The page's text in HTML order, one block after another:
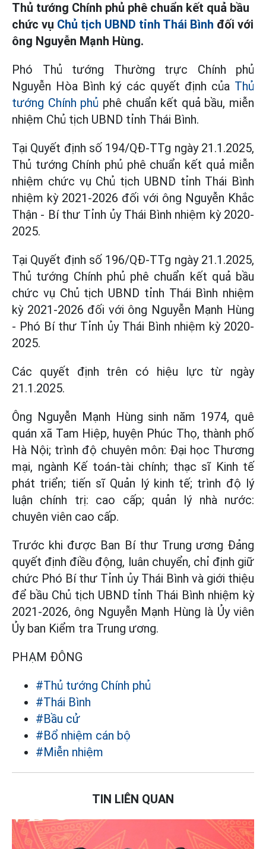
Thủ tướng Chính phủ phê chuẩn kết quả bầu
chức vụ Chủ tịch UBND tỉnh Thái Bình đối với
ông Nguyễn Mạnh Hùng.
Phó Thủ tướng Thường trực Chính phủ
Nguyễn Hòa Bình ký các quyết định của Thủ
tướng Chính phủ phê chuẩn kết quả bầu, miễn
nhiệm Chủ tịch UBND tỉnh Thái Bình.
Tại Quyết định số 194/QĐ-TTg ngày 21.1.2025,
Thủ tướng Chính phủ phê chuẩn kết quả miễn
nhiệm chức vụ Chủ tịch UBND tỉnh Thái Bình
nhiệm kỳ 2021-2026 đối với ông Nguyễn Khắc
Thận - Bí thư Tỉnh ủy Thái Bình nhiệm kỳ 2020-
2025.
Tại Quyết định số 196/QĐ-TTg ngày 21.1.2025,
Thủ tướng Chính phủ phê chuẩn kết quả bầu
chức vụ Chủ tịch UBND tỉnh Thái Bình nhiệm
kỳ 2021-2026 đối với ông Nguyễn Mạnh Hùng
- Phó Bí thư Tỉnh ủy Thái Bình nhiệm kỳ 2020-
2025.
Các quyết định trên có hiệu lực từ ngày
21.1.2025.
Ông Nguyễn Mạnh Hùng sinh năm 1974, quê
quán xã Tam Hiệp, huyện Phúc Thọ, thành phố
Hà Nội; trình độ chuyên môn: Đại học Thương
mại, ngành Kế toán-tài chính; thạc sĩ Kinh tế
phát triển; tiến sĩ Quản lý kinh tế; trình độ lý
luận chính trị: cao cấp; quản lý nhà nước:
chuyên viên cao cấp.
Trước khi được Ban Bí thư Trung ương Đảng
quyết định điều động, luân chuyển, chỉ định giữ
chức Phó Bí thư Tỉnh ủy Thái Bình và giới thiệu
để bầu Chủ tịch UBND tỉnh Thái Bình nhiệm kỳ
2021-2026, ông Nguyễn Mạnh Hùng là Ủy viên
Ủy ban Kiểm tra Trung ương.
PHẠM ĐÔNG
#Thủ tướng Chính phủ
#Thái Bình
#Bầu cử
#Bổ nhiệm cán bộ
#Miễn nhiệm
TIN LIÊN QUAN